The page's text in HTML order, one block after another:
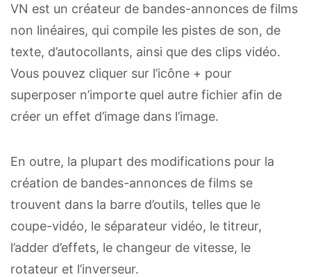
VN est un créateur de bandes-annonces de films
non linéaires, qui compile les pistes de son, de
texte, d’autocollants, ainsi que des clips vidéo.
Vous pouvez cliquer sur l’icône + pour
superposer n’importe quel autre fichier afin de
créer un effet d’image dans l’image.
En outre, la plupart des modifications pour la
création de bandes-annonces de films se
trouvent dans la barre d’outils, telles que le
coupe-vidéo, le séparateur vidéo, le titreur,
l’adder d’effets, le changeur de vitesse, le
rotateur et l’inverseur.